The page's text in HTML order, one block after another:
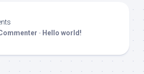
- Hello world!